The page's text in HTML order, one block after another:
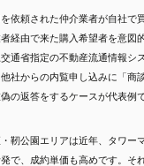
依頼された仲介業者が自社で
経由で来た購入希望者を意図
通省指定の不動産流通情報シ
社からの内覧申し込みに「商
の返答をするケースが代表例で
靭公園エリアは近年、タワー
で、成約単価も高めです。そ